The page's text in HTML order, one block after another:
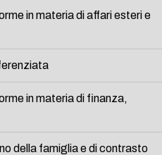
in materia di affari esteri e
in materia di finanza,
della famiglia e di contrasto